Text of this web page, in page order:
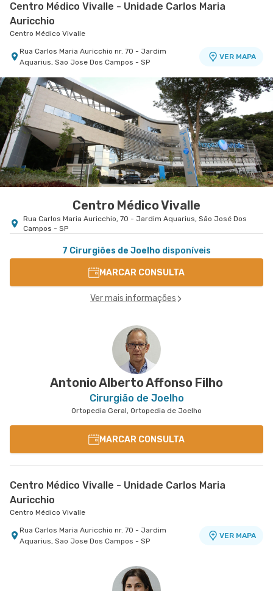
Centro Médico Vivalle - Unidade Carlos Maria
Auricchio
Centro Médico Vivalle
Rua Carlos Maria Auricchio nr. 70 - Jardim
Aquarius, Sao Jose Dos Campos - SP
VER MAPA
Centro Médico Vivalle
Rua Carlos Maria Auricchio, 70 - Jardim Aquarius, São José Dos
Campos - SP
7 Cirurgiões de Joelho disponíveis
MARCAR CONSULTA
Ver mais informações
Antonio Alberto Affonso Filho
Cirurgião de Joelho
Ortopedia Geral, Ortopedia de Joelho
MARCAR CONSULTA
Centro Médico Vivalle - Unidade Carlos Maria
Auricchio
Centro Médico Vivalle
Rua Carlos Maria Auricchio nr. 70 - Jardim
Aquarius, Sao Jose Dos Campos - SP
VER MAPA